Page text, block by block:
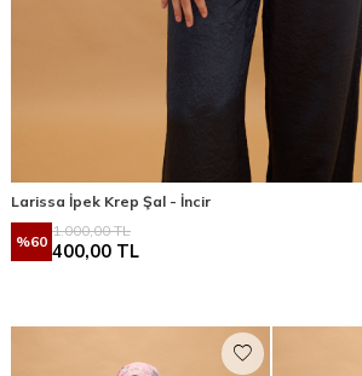
Larissa İpek Krep Şal - İncir
%60
1.000,00TL
400,00 TL